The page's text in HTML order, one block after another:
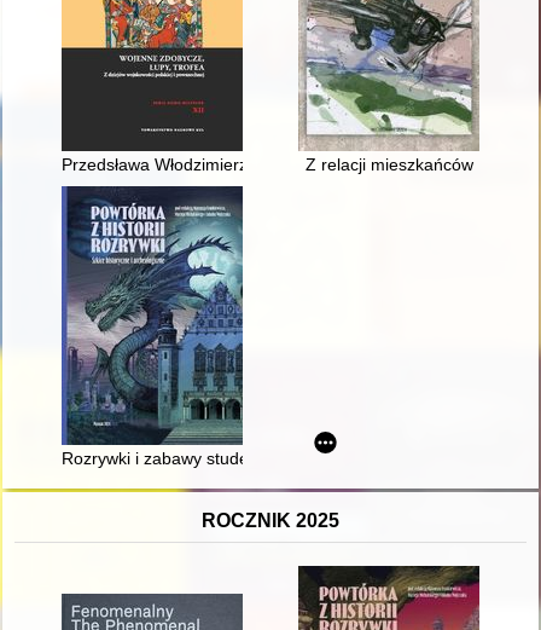
Przedsława Włodzimierzówna - łup wojenny czy
Z relacji mieszkańców
Rozrywki i zabawy studentów Uniwersytetu Poznańskiego w
ROCZNIK 2025